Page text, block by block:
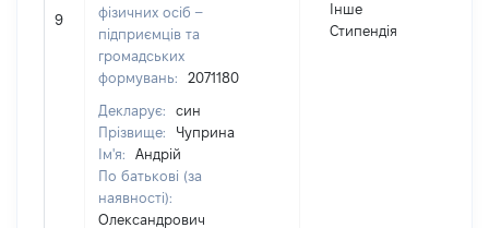
9
фізичних осіб –
підприємців та
громадських
формувань:
2071180
Декларує:
син
Прізвище:
Чуприна
Ім'я:
Андрій
По батькові (за
наявності):
Олександрович
Інше
Стипендія